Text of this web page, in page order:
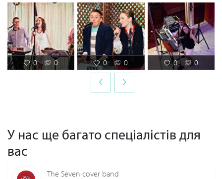
0 0 0 0 0 0
‹ ›
У нас ще багато спеціалістів для
вас
The Seven cover band